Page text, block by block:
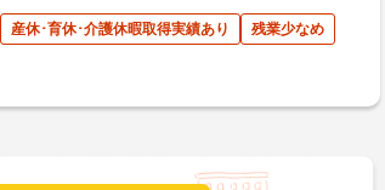
産休･育休･介護休暇取得実績あり
残業少なめ